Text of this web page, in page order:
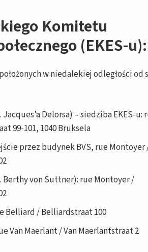
Komitetu
(EKES-u):
w niedalekiej odległości od
Jacques’a Delorsa) – siedziba EKES-u:
99-101, 1040 Bruksela
przez budynek BVS, rue Montoyer
Berthy von Suttner): rue Montoyer /
Belliard / Belliardstraat 100
Van Maerlant / Van Maerlantstraat 2